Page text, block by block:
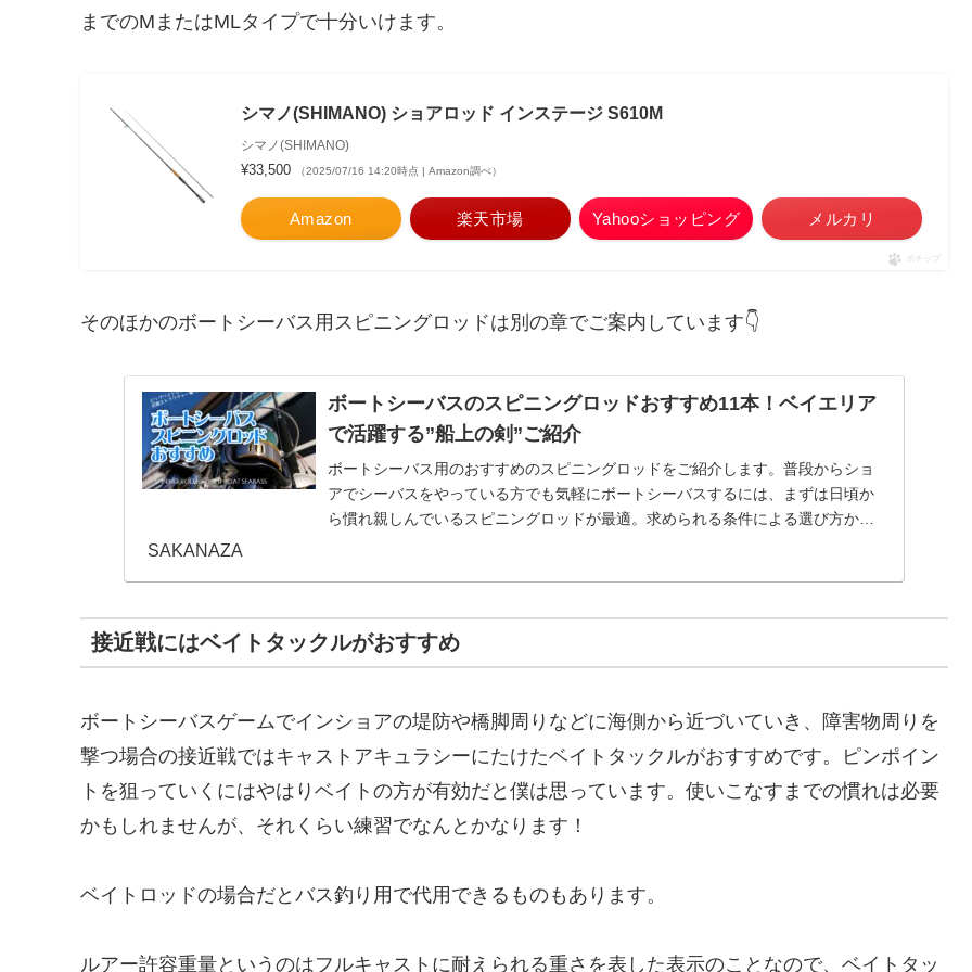
までのMまたはMLタイプで十分いけます。
シマノ(SHIMANO) ショアロッド インステージ S610M
シマノ(SHIMANO)
¥33,500 （2025/07/16 14:20時点 | Amazon調べ）
Amazon 楽天市場 Yahooショッピング メルカリ
ポチップ
そのほかのボートシーバス用スピニングロッドは別の章でご案内しています👇
ボートシーバスのスピニングロッドおすすめ11本！ベイエリア
で活躍する”船上の剣”ご紹介
ボートシーバス用のおすすめのスピニングロッドをご紹介します。普段からショ
アでシーバスをやっている方でも気軽にボートシーバスするには、まずは日頃か
ら慣れ親しんでいるスピニングロッドが最適。求められる条件による選び方か
SAKANAZA
接近戦にはベイトタックルがおすすめ
ボートシーバスゲームでインショアの堤防や橋脚周りなどに海側から近づいていき、障害物周りを
撃つ場合の接近戦ではキャストアキュラシーにたけたベイトタックルがおすすめです。ピンポイン
トを狙っていくにはやはりベイトの方が有効だと僕は思っています。使いこなすまでの慣れは必要
かもしれませんが、それくらい練習でなんとかなります！
ベイトロッドの場合だとバス釣り用で代用できるものもあります。
ルアー許容重量というのはフルキャストに耐えられる重さを表した表示のことなので、ベイトタッ